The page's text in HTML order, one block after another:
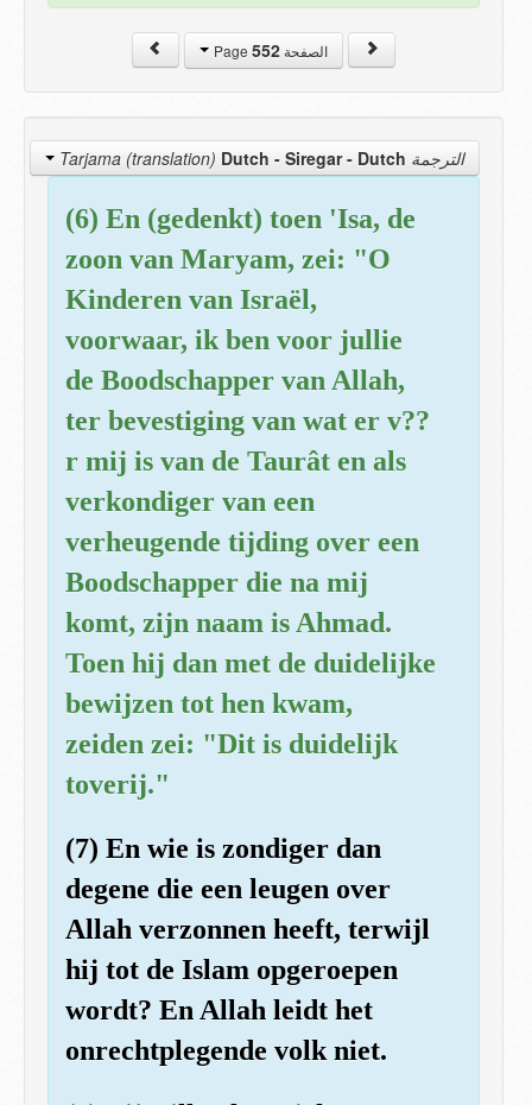
الصفحة Page552
الترجمة Tarjama (translation) Dutch - Siregar- Dutch
(6) En (gedenkt) toen 'Isa, de
zoon van Maryam, zei: "O
Kinderen van Israël,
voorwaar, ik ben voor jullie
de Boodschapper van Allah,
ter bevestiging van wat er v??
r mij is van de Taurât en als
verkondiger van een
verheugende tijding over een
Boodschapper die na mij
komt, zijn naam is Ahmad.
Toen hij dan met de duidelijke
bewijzen tot hen kwam,
zeiden zei: "Dit is duidelijk
toverij."
(7) En wie is zondiger dan
degene die een leugen over
Allah verzonnen heeft, terwijl
hij tot de Islam opgeroepen
wordt? En Allah leidt het
onrechtplegende volk niet.